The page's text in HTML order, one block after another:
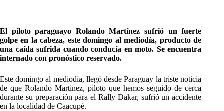
El piloto paraguayo Rolando Martínez sufrió un fuerte
golpe en la cabeza, este domingo al mediodía, producto de
una caída sufrida cuando conducía en moto. Se encuentra
internado con pronóstico reservado.
Este domingo al mediodía, llegó desde Paraguay la triste noticia
de que Rolando Martinez, piloto que hemos seguido de cerca
durante su preparación para el Rally Dakar, sufrió un accidente
en la localidad de Caacupé.